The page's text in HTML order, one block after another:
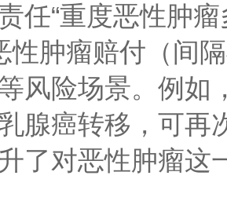
任“重度恶性肿
性肿瘤赔付（间
风险场景。例如
腺癌转移，可再
了对恶性肿瘤这